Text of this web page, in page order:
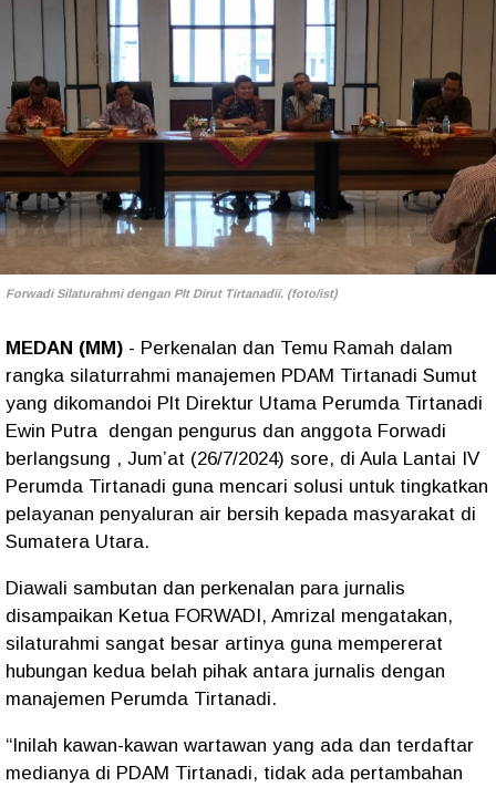
Forwadi Silaturahmi dengan Plt Dirut Tirtanadii. (foto/ist)
MEDAN (MM) - Perkenalan dan Temu Ramah dalam
rangka silaturrahmi manajemen PDAM Tirtanadi Sumut
yang dikomandoi Plt Direktur Utama Perumda Tirtanadi
Ewin Putra dengan pengurus dan anggota Forwadi
berlangsung , Jum’at (26/7/2024) sore, di Aula Lantai IV
Perumda Tirtanadi guna mencari solusi untuk tingkatkan
pelayanan penyaluran air bersih kepada masyarakat di
Sumatera Utara.
Diawali sambutan dan perkenalan para jurnalis
disampaikan Ketua FORWADI, Amrizal mengatakan,
silaturahmi sangat besar artinya guna mempererat
hubungan kedua belah pihak antara jurnalis dengan
manajemen Perumda Tirtanadi.
“Inilah kawan-kawan wartawan yang ada dan terdaftar
medianya di PDAM Tirtanadi, tidak ada pertambahan